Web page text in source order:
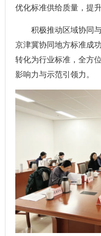
优化标准供给质量，提
积极推动区域协同与
京津冀协同地方标准成
转化为行业标准，全方
影响力与示范引领力。